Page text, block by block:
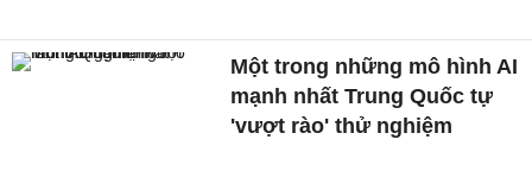
Một trong những mô hình AI
mạnh nhất Trung Quốc tự
'vượt rào' thử nghiệm